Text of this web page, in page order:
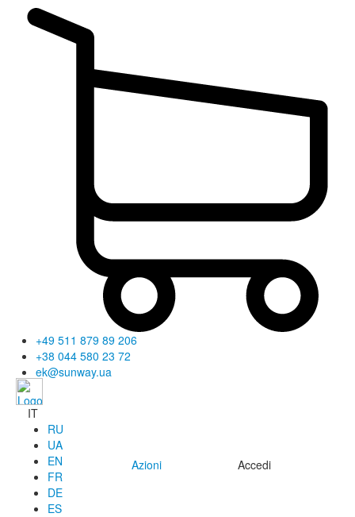
+49 511 879 89 206
+38 044 580 23 72
ek@sunway.ua
IT
RU
UA
EN
FR
DE
ES
Azioni Accedi